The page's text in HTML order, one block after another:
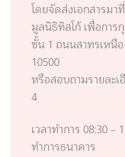
โดยจัดส่งเอกสารมา
มูลนิธิทิสโก้ เพื่อการ
ชั้น 1 ถนนสาทรเหนื
10500
หรือสอบถามรายละเ
4
เวลาทำการ 08:30
ทำการธนาคาร